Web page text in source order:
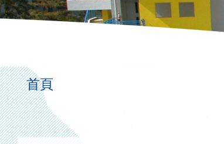
導
航
連
結
首頁